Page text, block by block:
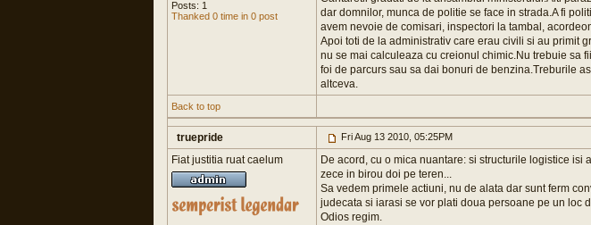
Posts: 1
Thanked 0 time in 0 post
dar domnilor, munca de politie se face in strada.A fi
avem nevoie de comisari, inspectori la tambal,
Apoi toti de la administrativ care erau civili si au primit
nu se mai calculeaza cu creionul chimic.Nu trebuie sa
foi de parcurs sau sa dai bonuri de benzina.Treburile
altceva.
Back to top
truepride Fri Aug 13 2010, 05:25PM
Fiat justitia ruat caelum
De acord, cu o mica nuantare: si structurile logistice
zece in birou doi pe teren...
Sa vedem primele actiuni, nu de alata dar sunt ferm
judecata si iarasi se vor plati doua persoane pe un loc
Odios regim.